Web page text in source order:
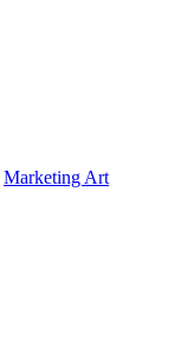
Marketing Art